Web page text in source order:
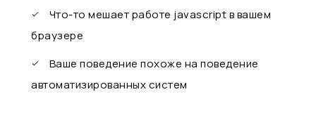
Что-то мешает работе javascript в вашем
браузере
Ваше поведение похоже на поведение
автоматизированных систем